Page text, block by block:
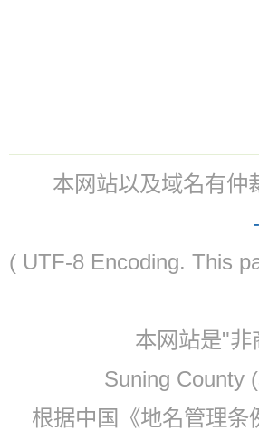
本网站以及域名有仲
-
( UTF-8 Encoding. This
本网站是"非
Suning County
根据中国《地名管理